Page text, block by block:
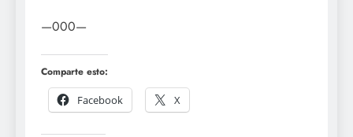
—000—
Comparte esto:
Facebook
X